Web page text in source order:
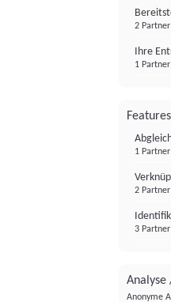
2 Partner
Ihre
1 Partner
Features
1 Partner
2 Partner
3 Partner
Analyse
Anonyme